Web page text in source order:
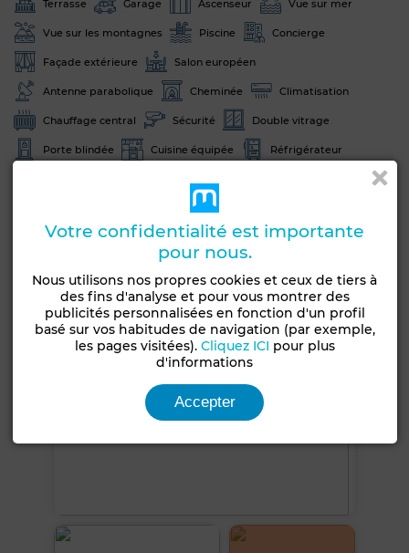
Terrasse Garage Ascenseur Vue sur mer
Vue sur les montagnes Piscine Concierge
Façade extérieure Salon européen
Antenne parabolique Cheminée Climatisation
Chauffage central Sécurité Double vitrage
Porte blindée Cuisine équipée Réfrigérateur
Voir plus de photos
Votre confidentialité est importante
pour nous.
Nous utilisons nos propres cookies et ceux de tiers à
des fins d'analyse et pour vous montrer des
publicités personnalisées en fonction d'un profil
basé sur vos habitudes de navigation (par exemple,
les pages visitées). Cliquez ICI pour plus
d'informations
Accepter